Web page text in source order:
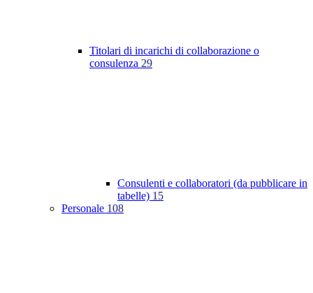
Titolari di incarichi di collaborazione o
consulenza 29
Consulenti e collaboratori (da pubblicare in
tabelle) 15
Personale 108